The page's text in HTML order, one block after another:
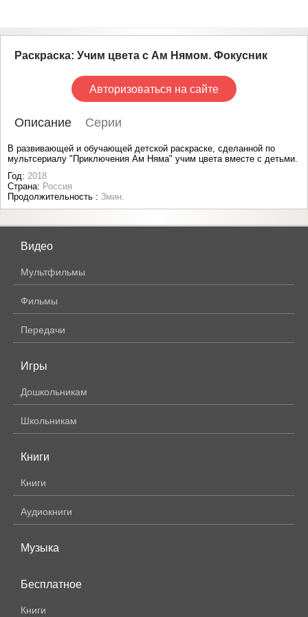
Раскраска: Учим цвета c Ам Нямом. Фокусник
Авторизоваться на сайте
Описание Серии
В развивающей и обучающей детской раскраске, сделанной по
мультсериалу "Приключения Ам Няма" учим цвета вместе с детьми.
Год: 2018
Страна: Россия
Продолжительность : 3мин.
Видео
Мультфильмы
Фильмы
Передачи
Игры
Дошкольникам
Школьникам
Книги
Книги
Аудиокниги
Музыка
Бесплатное
Книги